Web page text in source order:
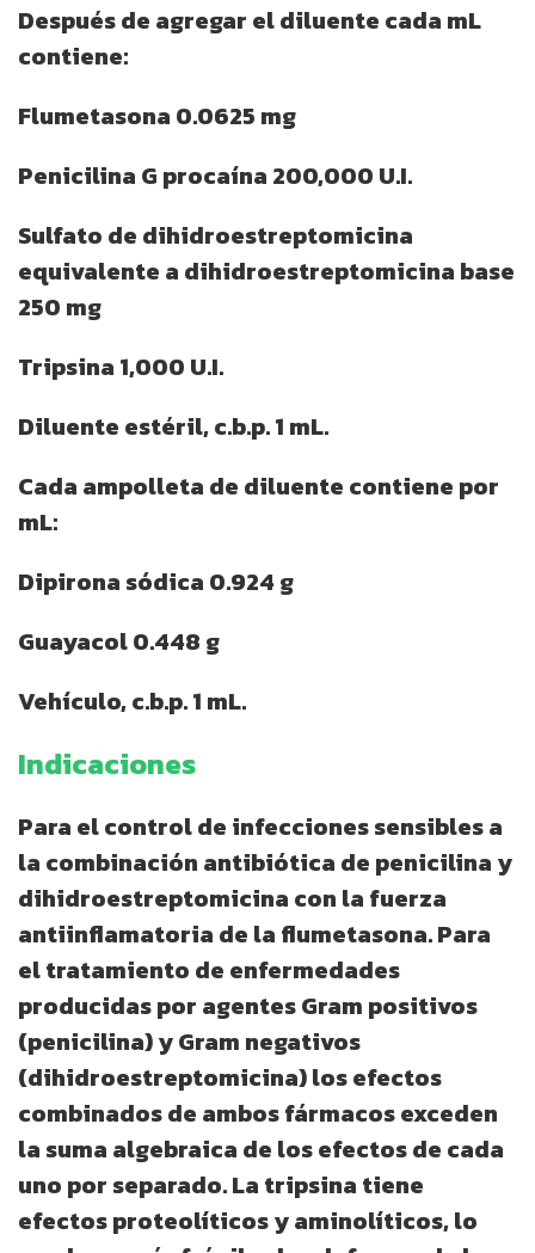
Después de agregar el diluente cada mL
contiene:
Flumetasona 0.0625 mg
Penicilina G procaína 200,000 U.I.
Sulfato de dihidroestreptomicina
equivalente a dihidroestreptomicina base
250 mg
Tripsina 1,000 U.I.
Diluente estéril, c.b.p. 1 mL.
Cada ampolleta de diluente contiene por
mL:
Dipirona sódica 0.924 g
Guayacol 0.448 g
Vehículo, c.b.p. 1 mL.
Indicaciones
Para el control de infecciones sensibles a
la combinación antibiótica de penicilina y
dihidroestreptomicina con la fuerza
antiinflamatoria de la flumetasona. Para
el tratamiento de enfermedades
producidas por agentes Gram positivos
(penicilina) y Gram negativos
(dihidroestreptomicina) los efectos
combinados de ambos fármacos exceden
la suma algebraica de los efectos de cada
uno por separado. La tripsina tiene
efectos proteolíticos y aminolíticos, lo